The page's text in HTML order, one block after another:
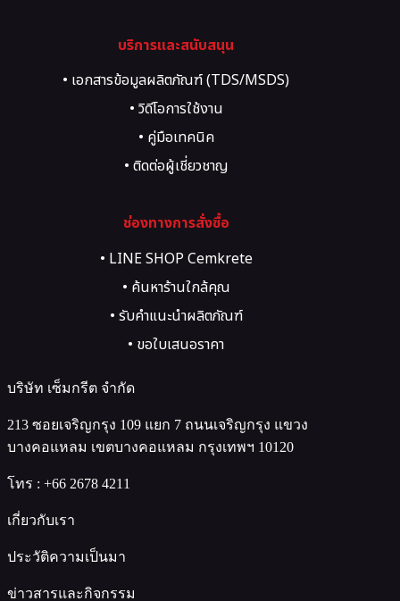
บริการและสนับสนุน
• เอกสารข้อมูลผลิตภัณฑ์ (TDS/MSDS)
• วิดีโอการใช้งาน
• คู่มือเทคนิค
• ติดต่อผู้เชี่ยวชาญ
ช่องทางการสั่งซื้อ
• LINE SHOP Cemkrete
• ค้นหาร้านใกล้คุณ
• รับคำแนะนำผลิตภัณฑ์
• ขอใบเสนอราคา
บริษัท เซ็มกรีต จำกัด
213 ซอยเจริญกรุง 109 แยก 7 ถนนเจริญกรุง แขวง
บางคอแหลม เขตบางคอแหลม กรุงเทพฯ 10120
โทร : +66 2678 4211
เกี่ยวกับเรา
ประวัติความเป็นมา
ข่าวสารและกิจกรรม